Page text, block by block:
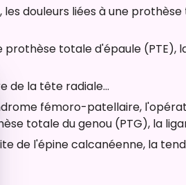
douleurs liées à une
prothèse totale d'épaule
de la tête radiale...
fémoro-patellaire,
totale du genou (PTG), la
de l'épine calcanéenne, la